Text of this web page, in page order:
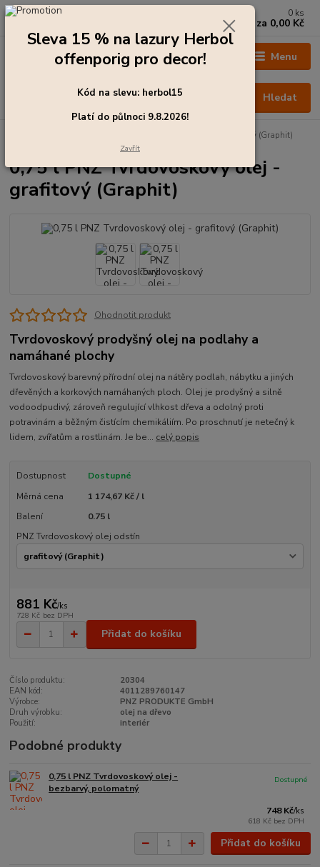
Menu
Hledat
+420 273 136 255
0 ks
za 0,00 Kč
0,75 l PNZ Tvrdovoskový olej - grafitový (Graphit)
0,75 l PNZ Tvrdovoskový olej -
grafitový (Graphit)
Ohodnotit produkt
Tvrdovoskový prodyšný olej na podlahy a
namáhané plochy
Tvrdovoskový barevný přírodní olej na nátěry podlah, nábytku a jiných
dřevěných a korkových namáhaných ploch. Olej je prodyšný a silně
vodoodpudivý, zároveň regulující vlhkost dřeva a odolný proti
potravinám a běžným čistícím chemikáliím. Po proschnutí je netečný k
lidem, zvířatům a rostlinám. Je be... celý popis
Dostupnost
Dostupné
Měrná cena
1 174,67 Kč / l
Balení
0.75 l
PNZ Tvrdovoskový olej odstín
881 Kč/ks
728 Kč bez DPH
Přidat do košíku
Číslo produktu:
20304
EAN kód:
4011289760147
Výrobce:
PNZ PRODUKTE GmbH
Druh výrobku:
olej na dřevo
Použití:
interiér
Podobné produkty
0,75 l PNZ Tvrdovoskový olej -
bezbarvý, polomatný
748 Kč/ks
618 Kč bez DPH
Dostupné
Přidat do košíku
Sleva 15 % na lazury Herbol
offenporig pro decor!
Kód na slevu: herbol15
Platí do půlnoci 9.8.2026!
Zavřít